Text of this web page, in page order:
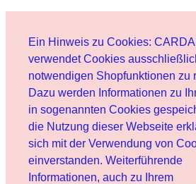
Ein Hinweis zu Cookies:
verwendet Cookies
notwendigen Shopfunktionen zu
Dazu werden Informationen zu
in sogenannten Cookies
die Nutzung dieser Webseite
sich mit der Verwendung von
einverstanden. Weiterführende
Informationen, auch zu Ihrem
Benutzer